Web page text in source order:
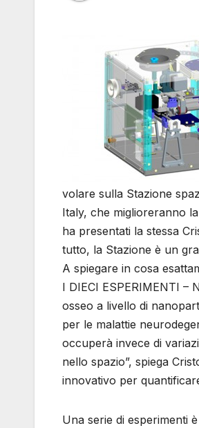
volare sulla Stazione
Italy, che miglioreranno
ha presentati la stessa
tutto, la Stazione è un
A spiegare in cosa
I DIECI ESPERIMENTI –
osseo a livello di
per le malattie
occuperà invece di
nello spazio”, spiega
innovativo per
Una serie di esperimenti